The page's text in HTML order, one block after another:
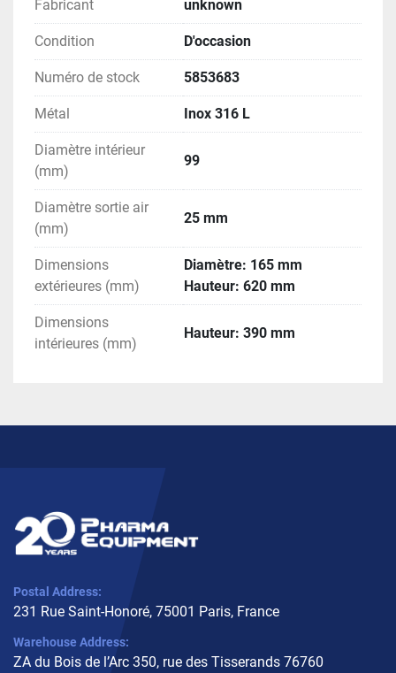
Fabricant unknown
Condition D'occasion
Numéro de stock 5853683
Métal Inox 316 L
Diamètre intérieur
(mm)
99
Diamètre sortie air
(mm)
25 mm
Dimensions
extérieures (mm)
Diamètre: 165 mm
Hauteur: 620 mm
Dimensions
intérieures (mm)
Hauteur: 390 mm
Postal Address:
231 Rue Saint-Honoré, 75001 Paris, France
Warehouse Address:
ZA du Bois de l’Arc 350, rue des Tisserands 76760